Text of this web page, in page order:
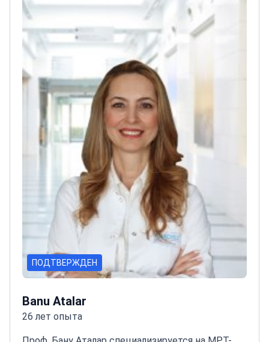
ПОДТВЕРЖДЕН
Banu Atalar
26 лет опыта